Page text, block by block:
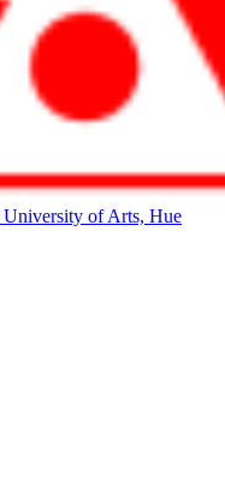
University of Arts, Hue